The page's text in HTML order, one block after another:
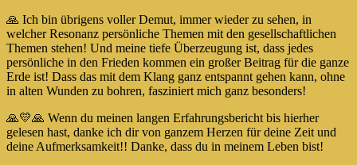
🙏 Ich bin übrigens voller Demut, immer wieder zu sehen, in
welcher Resonanz persönliche Themen mit den gesellschaftlichen
Themen stehen! Und meine tiefe Überzeugung ist, dass jedes
persönliche in den Frieden kommen ein großer Beitrag für die ganze
Erde ist! Dass das mit dem Klang ganz entspannt gehen kann, ohne
in alten Wunden zu bohren, fasziniert mich ganz besonders!
🙏💛🙏 Wenn du meinen langen Erfahrungsbericht bis hierher
gelesen hast, danke ich dir von ganzem Herzen für deine Zeit und
deine Aufmerksamkeit!! Danke, dass du in meinem Leben bist!